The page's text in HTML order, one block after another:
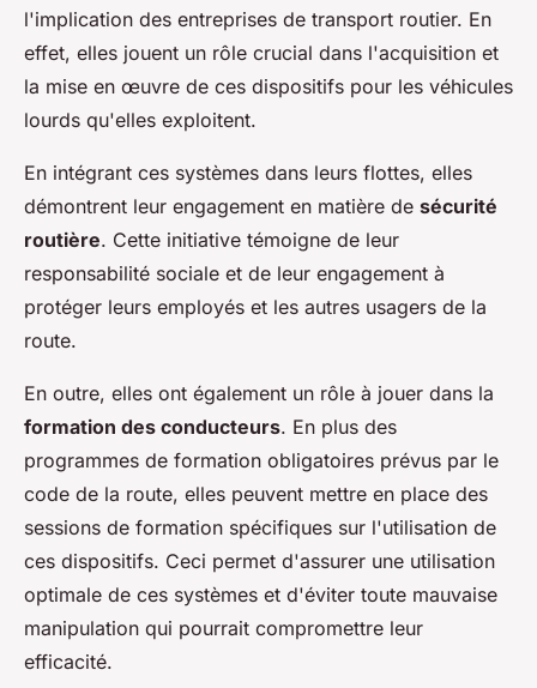
l'implication des entreprises de transport routier. En
effet, elles jouent un rôle crucial dans l'acquisition et
la mise en œuvre de ces dispositifs pour les véhicules
lourds qu'elles exploitent.
En intégrant ces systèmes dans leurs flottes, elles
démontrent leur engagement en matière de sécurité
routière. Cette initiative témoigne de leur
responsabilité sociale et de leur engagement à
protéger leurs employés et les autres usagers de la
route.
En outre, elles ont également un rôle à jouer dans la
formation des conducteurs. En plus des
programmes de formation obligatoires prévus par le
code de la route, elles peuvent mettre en place des
sessions de formation spécifiques sur l'utilisation de
ces dispositifs. Ceci permet d'assurer une utilisation
optimale de ces systèmes et d'éviter toute mauvaise
manipulation qui pourrait compromettre leur
efficacité.